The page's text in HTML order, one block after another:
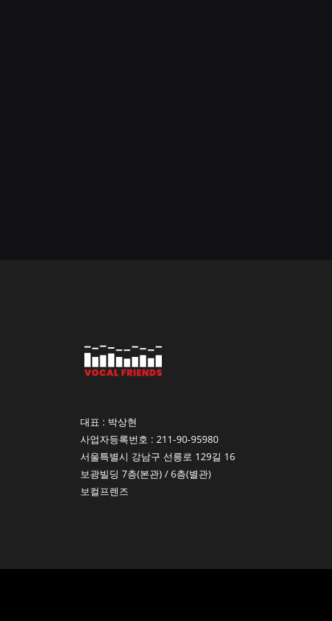
대표 : 박상현
사업자등록번호 : 211-90-95980
서울특별시 강남구 선릉로 129길 16
보광빌딩 7층(본관) / 6층(별관)
보컬프렌즈